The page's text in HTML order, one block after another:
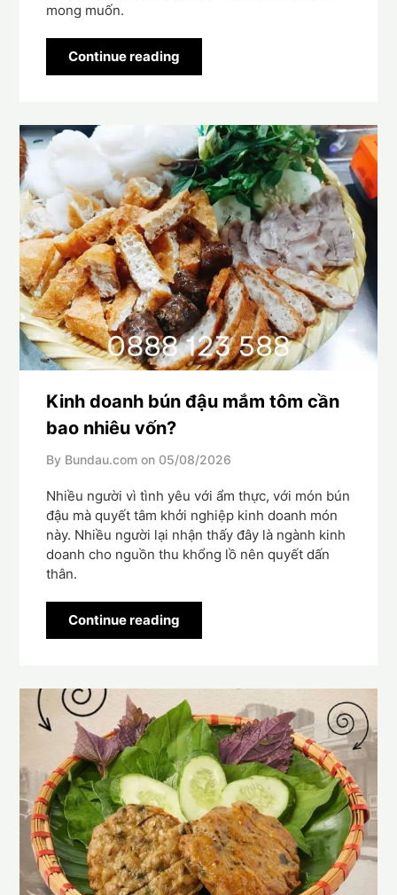
mong muốn.
Continue reading
Kinh doanh bún đậu mắm tôm cần
bao nhiêu vốn?
By Bundau.com on 05/08/2026
Nhiều người vì tình yêu với ẩm thực, với món bún
đậu mà quyết tâm khởi nghiệp kinh doanh món
này. Nhiều người lại nhận thấy đây là ngành kinh
doanh cho nguồn thu khổng lồ nên quyết dấn
thân.
Continue reading